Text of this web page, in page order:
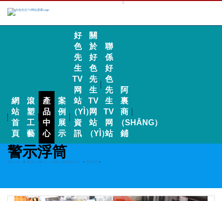
網
站
首
頁
滾
塑
工
藝
產
品
中
心
案
例
展
示
好
色
先
生
TV
网
站
（YÌ）
資
訊
關
於
好
色
先
生
TV
网
站
（YÌ）
聯
係
好
色
先
生
TV
网
站
阿
裏
商
（SHĀNG）
鋪
警示浮筒
首頁（yè） > 產品中心 > 水上（shàng）浮體係列（liè） > 警示浮筒 >